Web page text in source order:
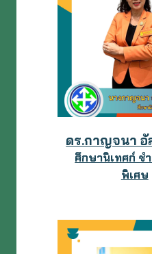
ดร.กาญจนา อั
ศึกษานิเทศก์ ช
พิเศษ